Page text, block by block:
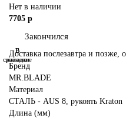
Нет в наличии
7705 р
Закончился
В
закладки
В
сравнение
Доставка послезавтра и позже,
Бренд
MR.BLADE
Материал
СТАЛЬ - AUS 8, рукоять Kraton
Длина (мм)